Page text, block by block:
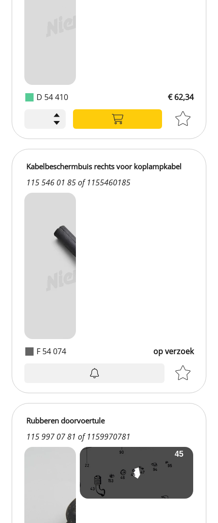
D 54 410 € 62,34
F 54 074
Kabelbeschermbuis rechts voor koplampkabel
115 546 01 85 of 1155460185
op verzoek
Rubberen doorvoertule
115 997 07 81 of 1159970781